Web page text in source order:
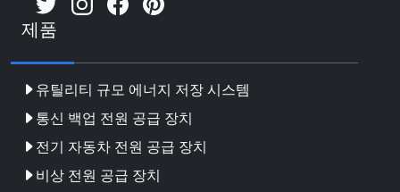
제품
유틸리티 규모 에너지 저장 시스템
통신 백업 전원 공급 장치
전기 자동차 전원 공급 장치
비상 전원 공급 장치